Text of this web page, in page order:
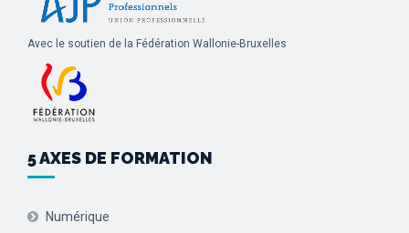
Avec le soutien de la Fédération Wallonie-Bruxelles
5 AXES DE FORMATION
Numérique